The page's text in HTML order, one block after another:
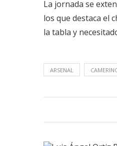
La jornada se
los que destaca el
la tabla y
ARSENAL